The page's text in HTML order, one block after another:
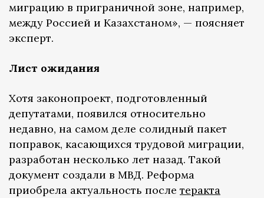
миграцию в приграничной зоне, например,
между Россией и Казахстаном», — поясняет
эксперт.
Лист ожидания
Хотя законопроект, подготовленный
депутатами, появился относительно
недавно, на самом деле солидный пакет
поправок, касающихся трудовой миграции,
разработан несколько лет назад. Такой
документ создали в МВД. Реформа
приобрела актуальность после теракта